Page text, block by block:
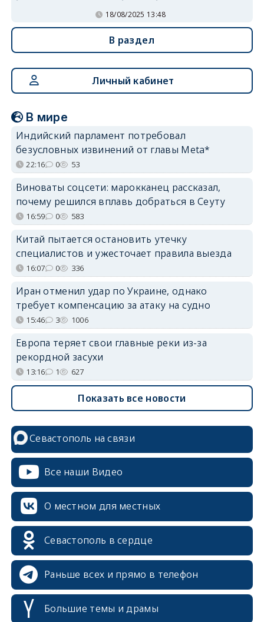
18/08/2025 13:48
В раздел
Личный кабинет
В мире
Индийский парламент потребовал
безусловных извинений от главы Meta*
22:16 0 53
Виноваты соцсети: марокканец рассказал,
почему решился вплавь добраться в Сеуту
16:59 0 583
Китай пытается остановить утечку
специалистов и ужесточает правила выезда
16:07 0 336
Иран отменил удар по Украине, однако
требует компенсацию за атаку на судно
15:46 3 1006
Европа теряет свои главные реки из-за
рекордной засухи
13:16 1 627
Показать все новости
Севастополь на связи
Все наши Видео
О местном для местных
Севастополь в сердце
Раньше всех и прямо в телефон
Большие темы и драмы